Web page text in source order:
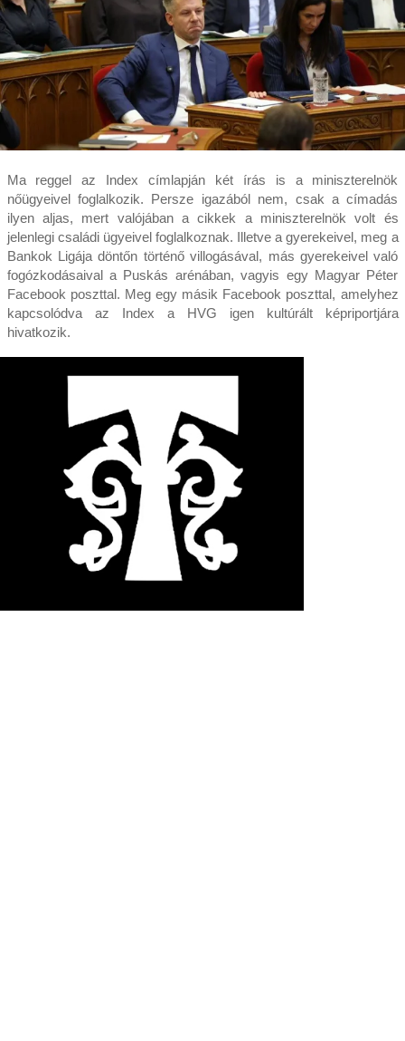
Ma reggel az Index címlapján két írás is a miniszterelnök
nőügyeivel foglalkozik. Persze igazából nem, csak a címadás
ilyen aljas, mert valójában a cikkek a miniszterelnök volt és
jelenlegi családi ügyeivel foglalkoznak. Illetve a gyerekeivel, meg a
Bankok Ligája döntőn történő villogásával, más gyerekeivel való
fogózkodásaival a Puskás arénában, vagyis egy Magyar Péter
Facebook poszttal. Meg egy másik Facebook poszttal, amelyhez
kapcsolódva az Index a HVG igen kultúrált képriportjára
hivatkozik.